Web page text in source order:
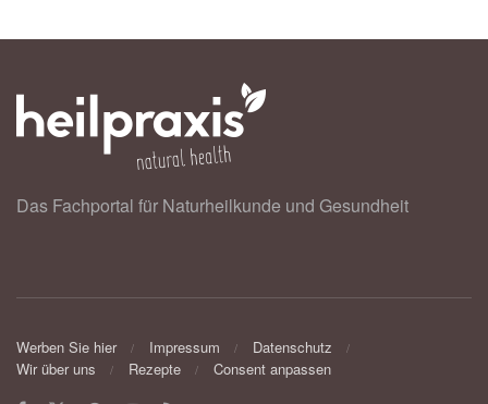
Das Fachportal für Naturheilkunde und Gesundheit
Werben Sie hier Impressum
Datenschutz
Wir über uns
Rezepte Consent anpassen